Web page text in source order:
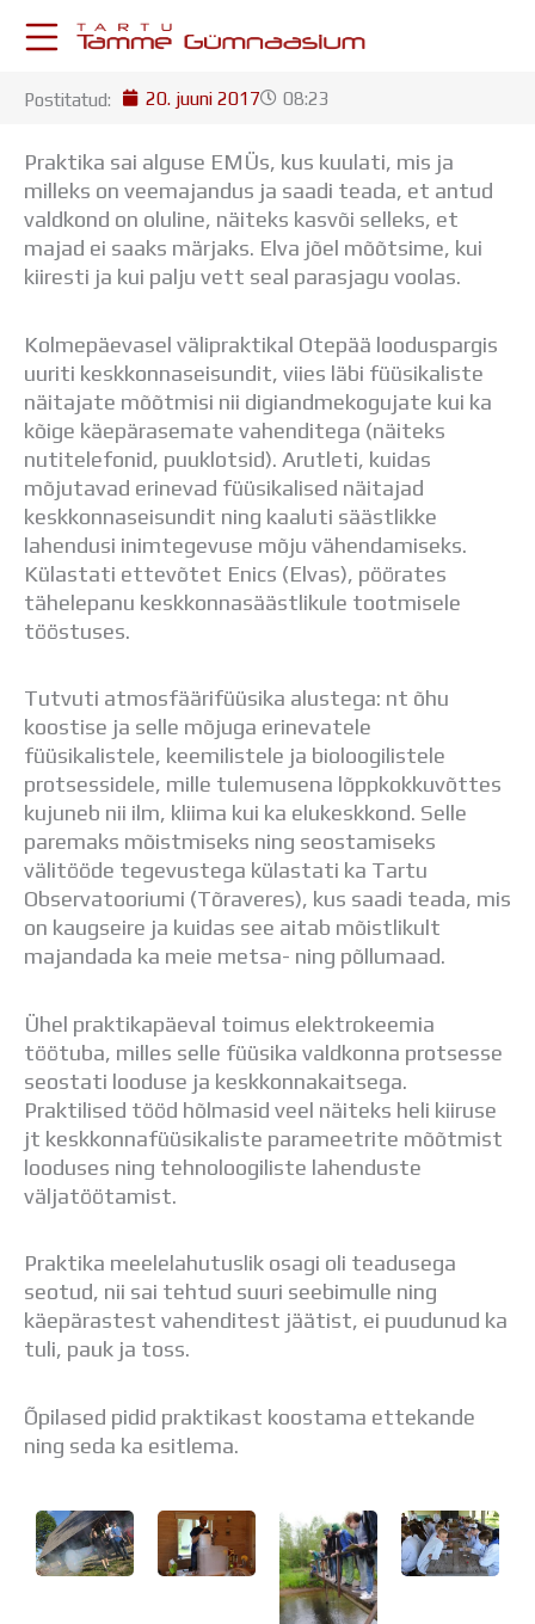
KESKKONNAD
Postkast
Drive
Tamme TV
Tamme Leht
Kooliraadio
ÕPPETÖÖ
Tunniplaan
Aastaplaan
Õppekava
Ainepassid
Huviringid
Õpilastööd (UPT)
Distantsõpe
Kodukord
Projektid
ÜLDINFO
Meie kool
Dokumendid
Uudised
Lapsevanemale
Vilistlastele
Toitlustamine
Virtuaaltuur
Õpilasesindus
Kontaktid
Tööpakkumised
Postitatud: 20. juuni 2017 08:23
Praktika sai alguse EMÜs, kus kuulati, mis ja
milleks on veemajandus ja saadi teada, et antud
valdkond on oluline, näiteks kasvõi selleks, et
majad ei saaks märjaks. Elva jõel mõõtsime, kui
kiiresti ja kui palju vett seal parasjagu voolas.
Kolmepäevasel välipraktikal Otepää looduspargis
uuriti keskkonnaseisundit, viies läbi füüsikaliste
näitajate mõõtmisi nii digiandmekogujate kui ka
kõige käepärasemate vahenditega (näiteks
nutitelefonid, puuklotsid). Arutleti, kuidas
mõjutavad erinevad füüsikalised näitajad
keskkonnaseisundit ning kaaluti säästlikke
lahendusi inimtegevuse mõju vähendamiseks.
Külastati ettevõtet Enics (Elvas), pöörates
tähelepanu keskkonnasäästlikule tootmisele
tööstuses.
Tutvuti atmosfäärifüüsika alustega: nt õhu
koostise ja selle mõjuga erinevatele
füüsikalistele, keemilistele ja bioloogilistele
protsessidele, mille tulemusena lõppkokkuvõttes
kujuneb nii ilm, kliima kui ka elukeskkond. Selle
paremaks mõistmiseks ning seostamiseks
välitööde tegevustega külastati ka Tartu
Observatooriumi (Tõraveres), kus saadi teada, mis
on kaugseire ja kuidas see aitab mõistlikult
majandada ka meie metsa- ning põllumaad.
Ühel praktikapäeval toimus elektrokeemia
töötuba, milles selle füüsika valdkonna protsesse
seostati looduse ja keskkonnakaitsega.
Praktilised tööd hõlmasid veel näiteks heli kiiruse
jt keskkonnafüüsikaliste parameetrite mõõtmist
looduses ning tehnoloogiliste lahenduste
väljatöötamist.
Praktika meelelahutuslik osagi oli teadusega
seotud, nii sai tehtud suuri seebimulle ning
käepärastest vahenditest jäätist, ei puudunud ka
tuli, pauk ja toss.
Õpilased pidid praktikast koostama ettekande
ning seda ka esitlema.